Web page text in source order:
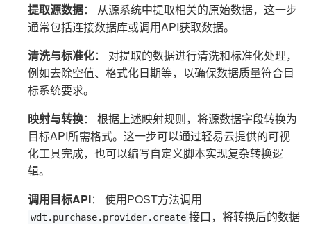
提取源数据： 从源系统中提取相关的原始数据，这一步
通常包括连接数据库或调用API获取数据。
清洗与标准化： 对提取的数据进行清洗和标准化处理，
例如去除空值、格式化日期等，以确保数据质量符合目
标系统要求。
映射与转换： 根据上述映射规则，将源数据字段转换为
目标API所需格式。这一步可以通过轻易云提供的可视
化工具完成，也可以编写自定义脚本实现复杂转换逻
辑。
调用目标API： 使用POST方法调用
wdt.purchase.provider.create 接口，将转换后的数据